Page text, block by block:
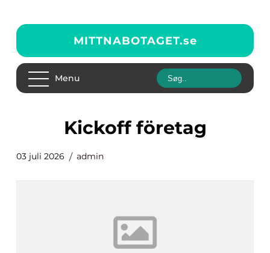
MITTNABOTAGET.se
Menu
kickoff företag
03 juli 2026 admin